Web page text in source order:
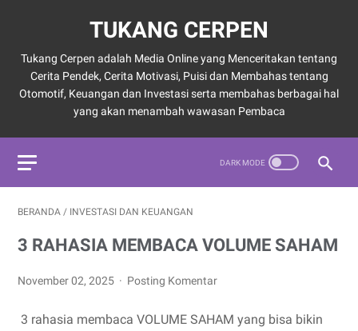
TUKANG CERPEN
Tukang Cerpen adalah Media Online yang Menceritakan tentang
Cerita Pendek, Cerita Motivasi, Puisi dan Membahas tentang
Otomotif, Keuangan dan Investasi serta membahas berbagai hal
yang akan menambah wawasan Pembaca
BERANDA / INVESTASI DAN KEUANGAN
3 RAHASIA MEMBACA VOLUME SAHAM
November 02, 2025 Posting Komentar
3 rahasia membaca VOLUME SAHAM yang bisa bikin